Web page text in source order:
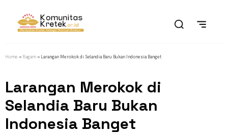
Home » Ragam » Larangan Merokok di Selandia Baru Bukan Indonesia Banget
Larangan Merokok di
Selandia Baru Bukan
Indonesia Banget